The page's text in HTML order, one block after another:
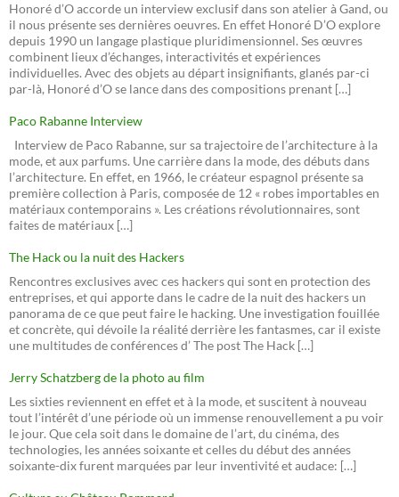
Honoré d’O accorde un interview exclusif dans son atelier à Gand, ou
il nous présente ses dernières oeuvres. En effet Honoré D’O explore
depuis 1990 un langage plastique pluridimensionnel. Ses œuvres
combinent lieux d’échanges, interactivités et expériences
individuelles. Avec des objets au départ insignifiants, glanés par-ci
par-là, Honoré d’O se lance dans des compositions prenant […]
Paco Rabanne Interview
Interview de Paco Rabanne, sur sa trajectoire de l’architecture à la
mode, et aux parfums. Une carrière dans la mode, des débuts dans
l’architecture. En effet, en 1966, le créateur espagnol présente sa
première collection à Paris, composée de 12 « robes importables en
matériaux contemporains ». Les créations révolutionnaires, sont
faites de matériaux […]
The Hack ou la nuit des Hackers
Rencontres exclusives avec ces hackers qui sont en protection des
entreprises, et qui apporte dans le cadre de la nuit des hackers un
panorama de ce que peut faire le hacking. Une investigation fouillée
et concrète, qui dévoile la réalité derrière les fantasmes, car il existe
une multitudes de conférences d’ The post The Hack […]
Jerry Schatzberg de la photo au film
Les sixties reviennent en effet et à la mode, et suscitent à nouveau
tout l’intérêt d’une période où un immense renouvellement a pu voir
le jour. Que cela soit dans le domaine de l’art, du cinéma, des
technologies, les années soixante et celles du début des années
soixante-dix furent marquées par leur inventivité et audace: […]